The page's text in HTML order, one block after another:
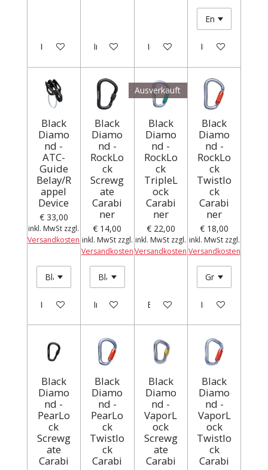
In den WarenkorbIn den WarenkorbIn den WarenkorbIn den
Black
Diamo
nd -
ATC-
Guide
Belay/R
appel
Device
€ 33,00
inkl. MwSt zzgl.
Versandkosten
In den Warenkorb
Black
Diamo
nd -
RockLo
ck
Screwg
ate
Carabi
ner
€ 14,00
inkl. MwSt zzgl.
Versandkosten
In den Warenkorb
Ausverkauft
Black
Diamo
nd -
RockLo
ck
TripleL
ock
Carabi
ner
€ 22,00
inkl. MwSt zzgl.
Versandkosten
Bei Verfügbarkeit
Black
Diamo
nd -
RockLo
ck
Twistlo
ck
Carabi
ner
€ 18,00
inkl. MwSt zzgl.
Versandkosten
In den
Black
Diamo
nd -
PearLo
ck
Screwg
ate
Carabi
Black
Diamo
nd -
PearLo
ck
Twistlo
ck
Carabi
Black
Diamo
nd -
VaporL
ock
Screwg
ate
Carabi
Black
Diamo
nd -
VaporL
ock
Twistlo
ck
Carabi